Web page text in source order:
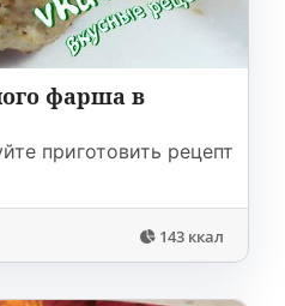
фарша в
приготовить рецепт
143 ккал